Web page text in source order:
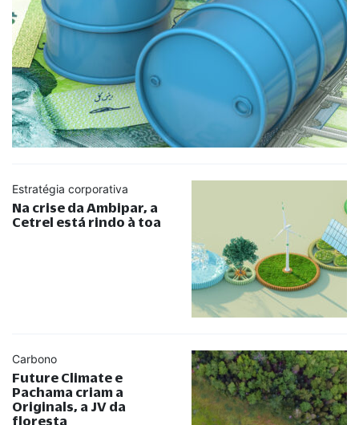
Estratégia corporativa
Na crise da Ambipar, a
Cetrel está rindo à toa
Carbono
Future Climate e
Pachama criam a
Originals, a JV da
floresta